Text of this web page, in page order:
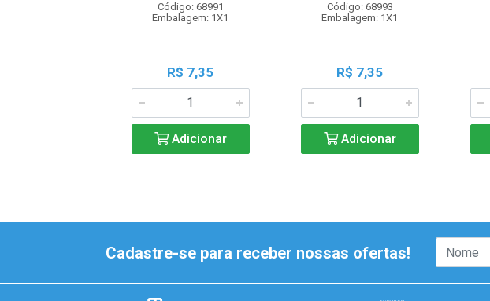
Código: 68991
Embalagem: 1X1
R$ 7,35
Adicionar
Código: 68993
Embalagem: 1X1
R$ 7,35
Adicionar
Cadastre-se para receber nossas ofertas!